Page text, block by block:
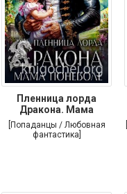
Пленница лорда
Дракона. Мама
поневоле
[Попаданцы / Любовная
фантастика]